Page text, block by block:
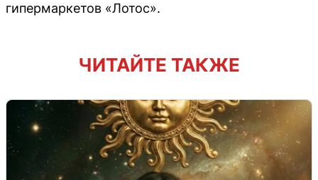
гипермаркетов «Лотос».
ЧИТАЙТЕ ТАКЖЕ